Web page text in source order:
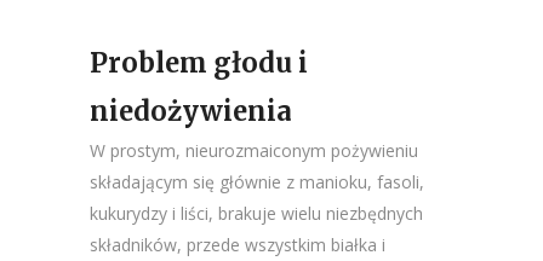
Problem głodu i
niedożywienia
W prostym, nieurozmaiconym pożywieniu
składającym się głównie z manioku, fasoli,
kukurydzy i liści, brakuje wielu niezbędnych
składników, przede wszystkim białka i